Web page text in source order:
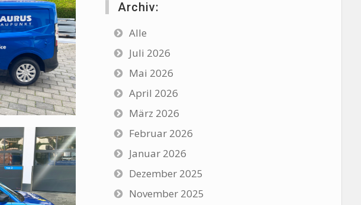
Archiv:
Alle
Juli 2026
Mai 2026
April 2026
März 2026
Februar 2026
Januar 2026
Dezember 2025
November 2025